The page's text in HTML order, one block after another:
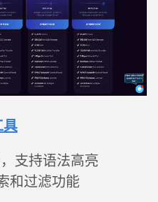
具
支持语法高亮
和过滤功能